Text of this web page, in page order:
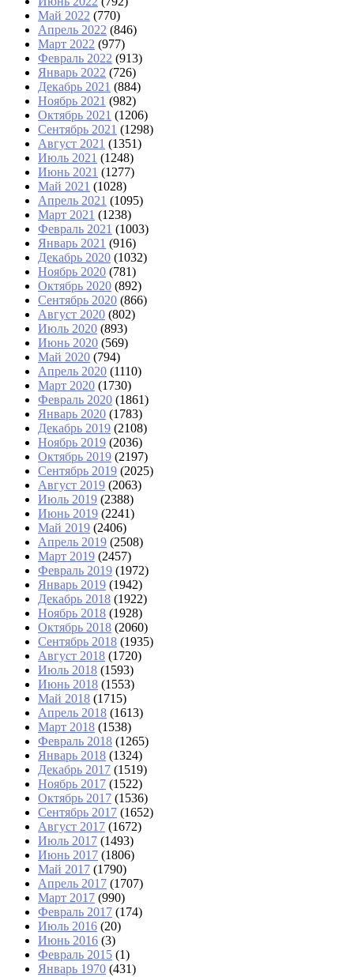
Май 2022 (770)
Апрель 2022 (846)
Март 2022 (977)
Февраль 2022 (913)
Январь 2022 (726)
Декабрь 2021 (884)
Ноябрь 2021 (982)
Октябрь 2021 (1206)
Сентябрь 2021 (1298)
Август 2021 (1351)
Июль 2021 (1248)
Июнь 2021 (1277)
Май 2021 (1028)
Апрель 2021 (1095)
Март 2021 (1238)
Февраль 2021 (1003)
Январь 2021 (916)
Декабрь 2020 (1032)
Ноябрь 2020 (781)
Октябрь 2020 (892)
Сентябрь 2020 (866)
Август 2020 (802)
Июль 2020 (893)
Июнь 2020 (569)
Май 2020 (794)
Апрель 2020 (1110)
Март 2020 (1730)
Февраль 2020 (1861)
Январь 2020 (1783)
Декабрь 2019 (2108)
Ноябрь 2019 (2036)
Октябрь 2019 (2197)
Сентябрь 2019 (2025)
Август 2019 (2063)
Июль 2019 (2388)
Июнь 2019 (2241)
Май 2019 (2406)
Апрель 2019 (2508)
Март 2019 (2457)
Февраль 2019 (1972)
Январь 2019 (1942)
Декабрь 2018 (1922)
Ноябрь 2018 (1928)
Октябрь 2018 (2060)
Сентябрь 2018 (1935)
Август 2018 (1720)
Июль 2018 (1593)
Июнь 2018 (1553)
Май 2018 (1715)
Апрель 2018 (1613)
Март 2018 (1538)
Февраль 2018 (1265)
Январь 2018 (1324)
Декабрь 2017 (1519)
Ноябрь 2017 (1522)
Октябрь 2017 (1536)
Сентябрь 2017 (1652)
Август 2017 (1672)
Июль 2017 (1493)
Июнь 2017 (1806)
Май 2017 (1790)
Апрель 2017 (1707)
Март 2017 (990)
Февраль 2017 (174)
Июль 2016 (20)
Июнь 2016 (3)
Февраль 2015 (1)
Январь 1970 (431)